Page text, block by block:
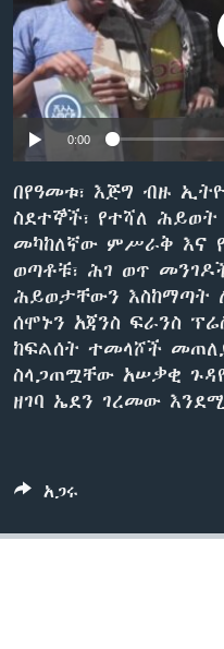
ቋንቋዎች
No media
0:00
በየዓመቱ፣ እጅግ ብዙ
ስደተኞች፣ የተሻለ
መካከለኛው ምሥራቅ እና
ወጣቶቹ፣ ሕገ ወጥ
ሕይወታቸውን እስከማጣት
ሰሞኑን አጃንስ ፍራንስ
ከፍልሰት ተመላሾች
ስላጋጠሟቸው አሠቃቂ
ዘገባ ኤደን ገረመው
አጋሩ